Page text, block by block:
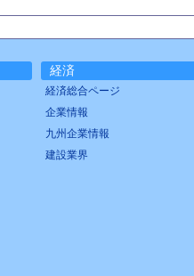
経済
経済総合ページ
企業情報
九州企業情報
建設業界